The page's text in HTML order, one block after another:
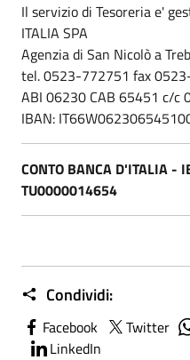
Il servizio di Tesoreria e'
ITALIA SPA
Agenzia di San Nicolò a
tel. 0523-772751 fax
ABI 06230 CAB 65451 c/c
IBAN:
CONTO BANCA D'ITALIA
TU0000014654
Condividi:
Facebook Twitter
LinkedIn